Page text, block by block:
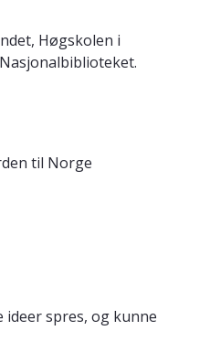
Høgskolen i
til Norge
spres, og kunne